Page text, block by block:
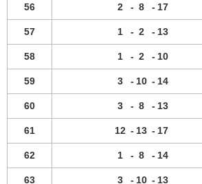
56 2 - 8 - 17
57 1 - 2 - 13
58 1 - 2 - 10
59 3 - 10 - 14
60 3 - 8 - 13
61 12 - 13 - 17
62 1 - 8 - 14
63 3 - 10 - 13